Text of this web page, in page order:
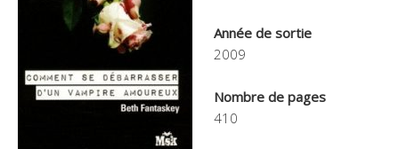
Année de sortie
2009
Nombre de pages
410